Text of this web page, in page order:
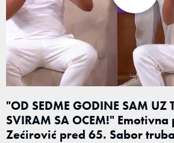
"OD SEDME GODINE SAM UZ
SVIRAM SA OCEM!"
Zećirović pred 65. Sabor